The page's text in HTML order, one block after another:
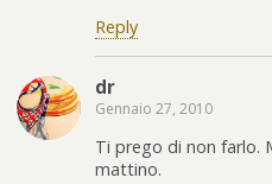
Reply
dr
Gennaio 27, 2010
Ti prego di non farlo.
mattino.